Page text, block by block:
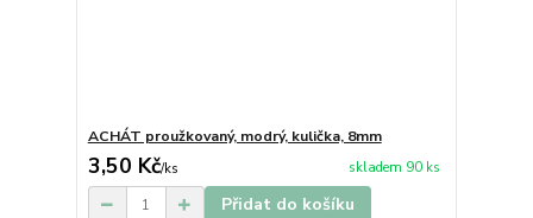
ACHÁT proužkovaný, modrý, kulička, 8mm
3,50 Kč/ks skladem 90 ks
Přidat do košíku